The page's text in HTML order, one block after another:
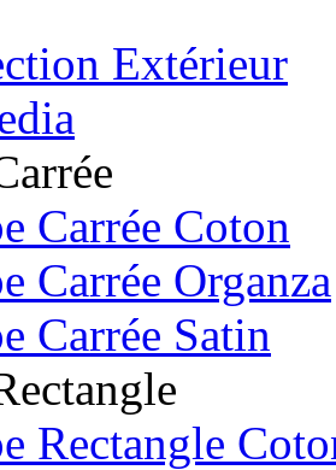
Extérieur
Carrée Coton
Carrée Organza
Carrée Satin
Rectangle